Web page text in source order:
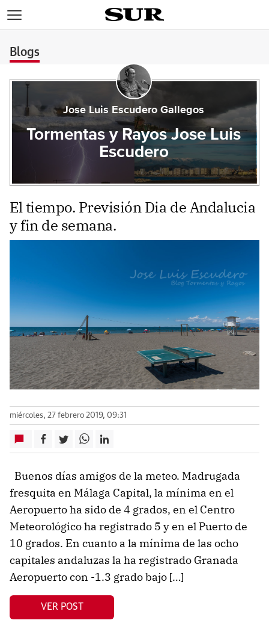
Blogs
Jose Luis Escudero Gallegos
Tormentas y Rayos Jose Luis
Escudero
El tiempo. Previsión Dia de Andalucia
y fin de semana.
miércoles, 27 febrero 2019, 09:31
Buenos días amigos de la meteo. Madrugada
fresquita en Málaga Capital, la mínima en el
Aeropuerto ha sido de 4 grados, en el Centro
Meteorológico ha registrado 5 y en el Puerto de
10 grados. En cuanto a la mínima de las ocho
capitales andaluzas la ha registrado Granada
Aeropuerto con -1.3 grado bajo […]
VER POST